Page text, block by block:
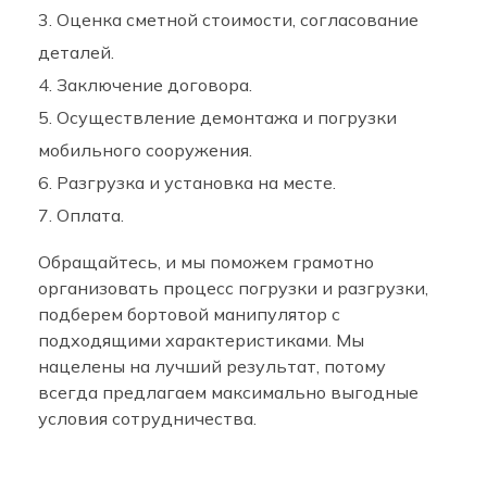
Оценка сметной стоимости, согласование
деталей.
Заключение договора.
Осуществление демонтажа и погрузки
мобильного сооружения.
Разгрузка и установка на месте.
Оплата.
Обращайтесь, и мы поможем грамотно
организовать процесс погрузки и разгрузки,
подберем бортовой манипулятор с
подходящими характеристиками. Мы
нацелены на лучший результат, потому
всегда предлагаем максимально выгодные
условия сотрудничества.